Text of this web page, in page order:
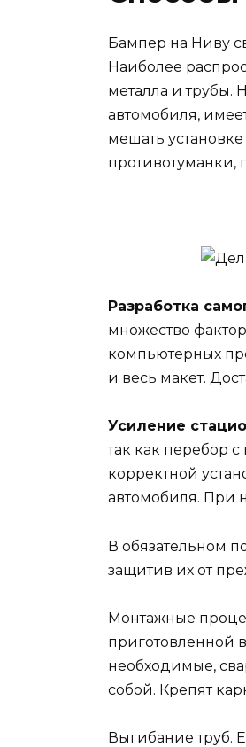
Бампер на Ниву
Наиболее
металла и трубы.
автомобиля,
мешать
противотуманки,
Разработка
множество
компьютерных
и весь макет.
Усиление
так как перебор
корректной
автомобиля. При
В обязательном
защитив их от
Монтажные
приготовленной
необходимые,
собой. Крепят
Выгибание труб.